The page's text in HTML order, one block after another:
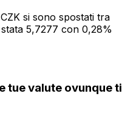
si sono spostati tra
5,7277 con 0,28%
tue valute ovunque ti